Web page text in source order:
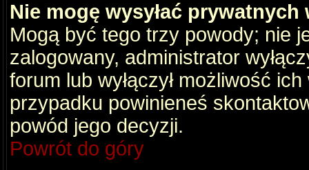
Nie mogę wysyłać
Mogą być tego trzy powody; nie
zalogowany, administrator
forum lub wyłączył możliwość
przypadku powinieneś
powód jego decyzji.
Powrót do góry